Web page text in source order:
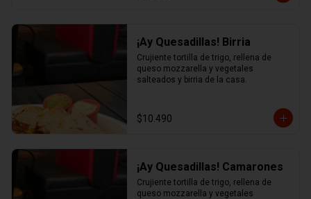
¡Ay Quesadillas! Birria
Crujiente tortilla de trigo, rellena de
queso mozzarella y vegetales
salteados y birria de la casa.
$10.490
¡Ay Quesadillas! Camarones
Crujiente tortilla de trigo, rellena de
queso mozzarella y vegetales